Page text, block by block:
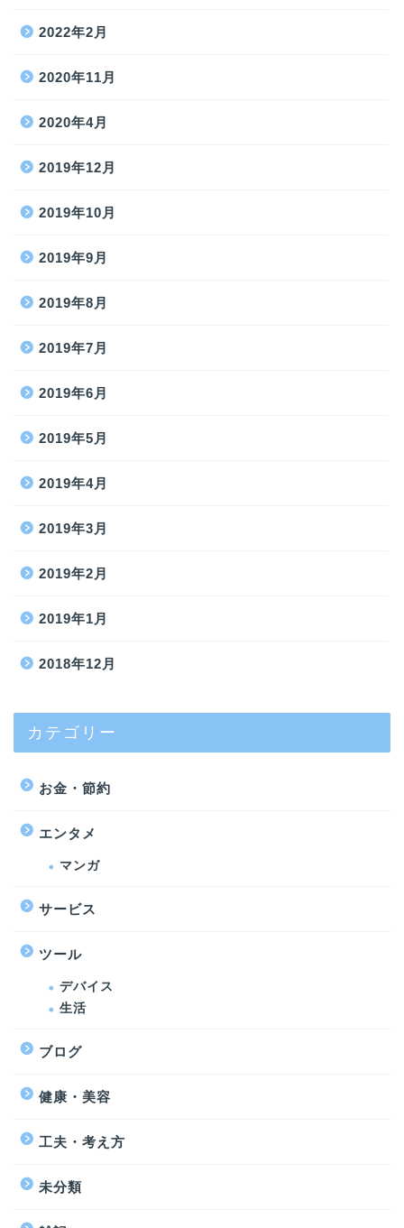
2022年2月
2020年11月
2020年4月
2019年12月
2019年10月
2019年9月
2019年8月
2019年7月
2019年6月
2019年5月
2019年4月
2019年3月
2019年2月
2019年1月
2018年12月
カテゴリー
お金・節約
エンタメ
マンガ
サービス
ツール
デバイス
生活
ブログ
健康・美容
工夫・考え方
未分類